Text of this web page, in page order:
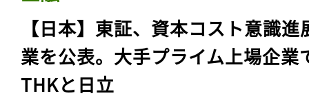
【日本】東証、資本コスト意識進
業を公表。大手プライム上場企業
THKと日立